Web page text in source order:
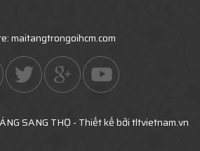
maitangtrongoihcm.com
SANG THỌ - Thiết kế bởi tltvietnam.vn